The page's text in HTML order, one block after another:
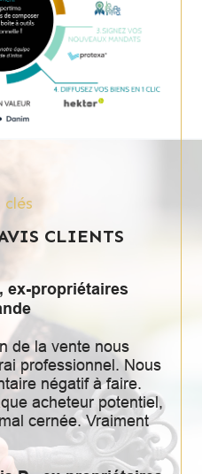
clés
CLIENTS
ex-propriétaires
de la vente nous
professionnel. Nous
négatif à faire.
acheteur potentiel,
cernée. Vraiment